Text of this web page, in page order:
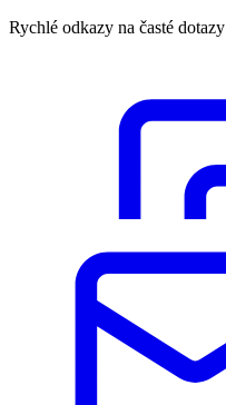
Rychlé odkazy na časté dotazy